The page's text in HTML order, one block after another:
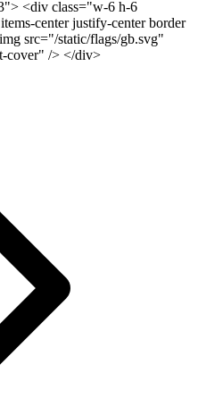
<div class="w-6 h-6
center justify-center border
src="/static/flags/gb.svg"
cover" /> </div>